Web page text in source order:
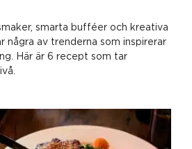
smarta bufféer och kreativa
några av trenderna som inspirerar
Här är 6 recept som tar